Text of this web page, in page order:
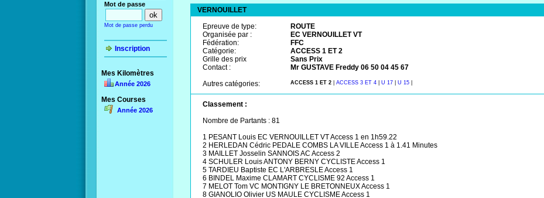
Mot de passe
Mot de passe perdu
Inscription
Mes Kilomètres
Année 2026
Mes Courses
Année 2026
VERNOUILLET
Epreuve de type:
ROUTE
Organisée par :
EC VERNOUILLET VT
Fédération:
FFC
Catégorie:
ACCESS 1 ET 2
Grille des prix
Sans Prix
Contact :
Mr GUSTAVE Freddy 06 50 04 45 67
Autres catégories:
ACCESS 1 ET 2 ACCESS 3 ET 4 U 17 U 15
Classement :
Nombre de Partants : 81
1 PESANT Louis EC VERNOUILLET VT Access 1 en 1h59.22
2 HERLEDAN Cédric PEDALE COMBS LA VILLE Access 1 à 1.41 Minutes
3 MAILLET Josselin SANNOIS AC Access 2
4 SCHULER Louis ANTONY BERNY CYCLISTE Access 1
5 TARDIEU Baptiste EC L'ARBRESLE Access 1
6 BINDEL Maxime CLAMART CYCLISME 92 Access 1
7 MELOT Tom VC MONTIGNY LE BRETONNEUX Access 1
8 GIANOLIO Olivier US MAULE CYCLISME Access 1